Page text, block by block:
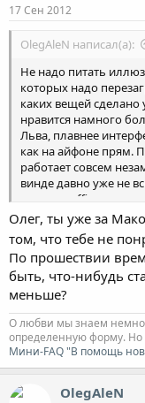
17 Сен 2012
OlegAleN написал(а):
Не надо питать
которых надо
каких вещей
нравится намного
Льва, плавнее
как на айфоне прям.
работает совсем
винде давно уже не
даже ms office имеет
Для еще большей
snitch, и тогда все
мега гибкая,
По цене аймак
ПК, по ноутам не знаю
Олег, ты уже за
том, что тебе не
По прошествии
быть, что-нибудь
меньше?
О любви мы знаем
определенную форму. Но
Мини-FAQ "В помощь
OlegAleN